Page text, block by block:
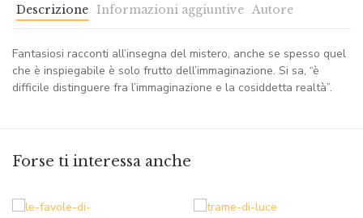
Descrizione Informazioni aggiuntive Autore
Fantasiosi racconti all’insegna del mistero, anche se spesso quel
che è inspiegabile è solo frutto dell’immaginazione. Si sa, “è
difficile distinguere fra l’immaginazione e la cosiddetta realtà”.
Forse ti interessa anche